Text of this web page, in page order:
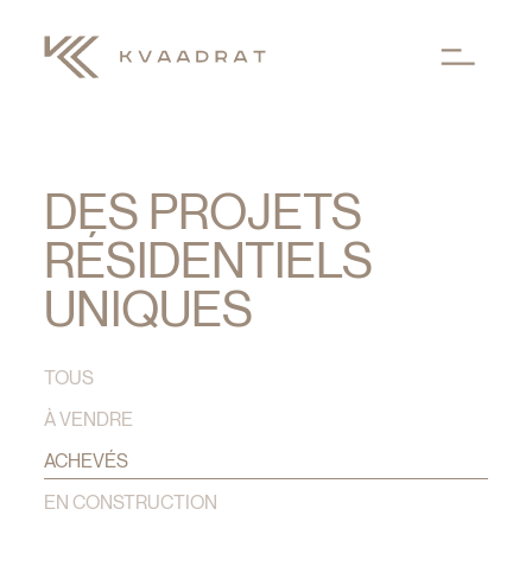
DES PROJETS
RÉSIDENTIELS
UNIQUES
TOUS
À VENDRE
ACHEVÉS
EN CONSTRUCTION